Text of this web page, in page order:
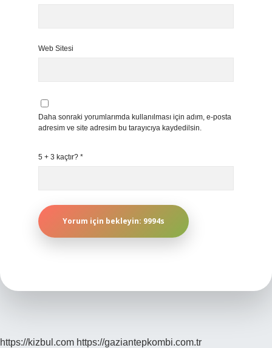
Web Sitesi
Daha sonraki yorumlarımda kullanılması için adım, e-posta
adresim ve site adresim bu tarayıcıya kaydedilsin.
5 + 3 kaçtır? *
https://kizbul.com https://gaziantepkombi.com.tr